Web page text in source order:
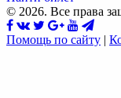
© 2026. Все права
Помощь по сайту |